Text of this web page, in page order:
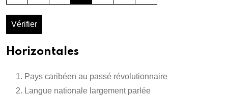
Vérifier
Horizontales
Pays caribéen au passé révolutionnaire
Langue nationale largement parlée